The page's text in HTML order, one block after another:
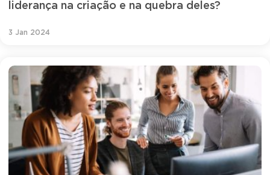
liderança na criação e na quebra deles?
3 Jan 2024